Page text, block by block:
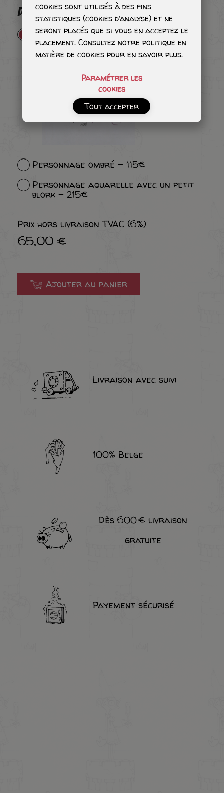
DÉDICACE
Tête avec quelques ombres - 65€
Personnage ombré - 115€
Personnage aquarelle avec un petit
blork - 215€
Prix hors livraison TVAC (6%)
65,00 €
Ajouter au panier
Livraison avec suivi
100% Belge
Dès 600 € livraison
gratuite
Payement sécurisé
cookies sont utilisés à des fins
statistiques (cookies d’analyse) et ne
seront placés que si vous en acceptez le
placement. Consultez notre politique en
matière de cookies pour en savoir plus.
Paramétrer les
cookies
Tout accepter